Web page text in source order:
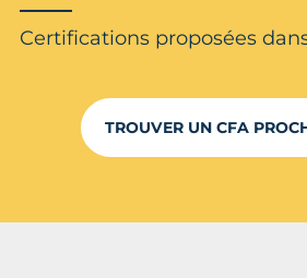
Certifications proposées
TROUVER UN CFA